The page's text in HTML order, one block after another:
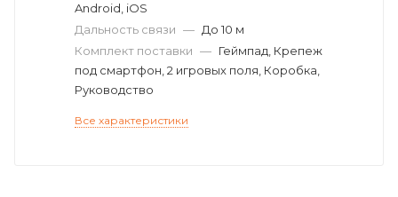
Android, iOS
Дальность связи — До 10 м
Комплект поставки — Геймпад, Крепеж
под смартфон, 2 игровых поля, Коробка,
Руководство
Все характеристики